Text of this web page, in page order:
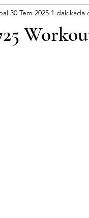
30 Tem 2025 1 dakikada
yıldız